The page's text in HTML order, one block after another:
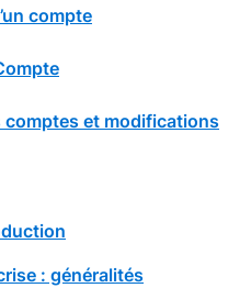
compte
comptes et modifications
: généralités